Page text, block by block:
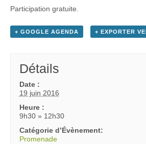
Participation gratuite.
+ GOOGLE AGENDA + EXPORTER
Détails
Date :
19 juin 2016
Heure :
9h30 » 12h30
Catégorie d’Évènement:
Promenade